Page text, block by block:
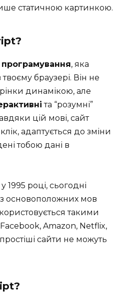
статичною картинкою.
, яка
браузері. Він не
динамікою, але
та “розумні”
цій мові, сайт
адаптується до зміни
тобою дані в
1995 році, сьогодні
основоположних мов
такими
Amazon, Netflix,
сайти не можуть